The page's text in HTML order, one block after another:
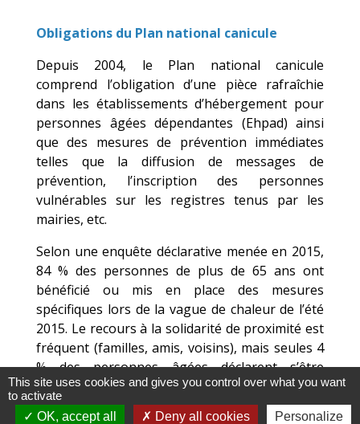
Obligations du Plan national canicule
Depuis 2004, le Plan national canicule
comprend l’obligation d’une pièce rafraîchie
dans les établissements d’hébergement pour
personnes âgées dépendantes (Ehpad) ainsi
que des mesures de prévention immédiates
telles que la diffusion de messages de
prévention, l’inscription des personnes
vulnérables sur les registres tenus par les
mairies, etc.
Selon une enquête déclarative menée en 2015,
84 % des personnes de plus de 65 ans ont
bénéficié ou mis en place des mesures
spécifiques lors de la vague de chaleur de l’été
2015. Le recours à la solidarité de proximité est
fréquent (familles, amis, voisins), mais seules 4
% des personnes âgées déclarent s’être
inscrites sur les registres de personnes
vulnérables tenus par les mairies.
This site uses cookies and gives you control over what you want
to activate
OK, accept all
Deny all cookies Personalize